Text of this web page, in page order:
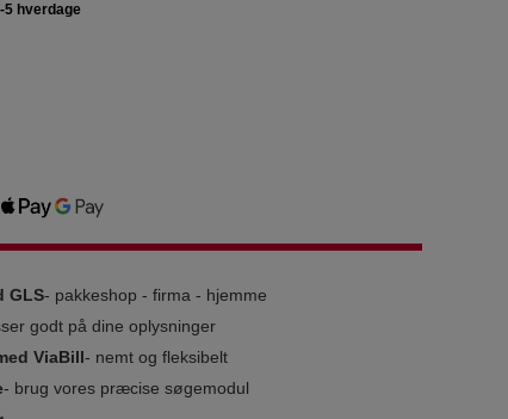
5 hverdage
GLS- pakkeshop - firma - hjemme
godt på dine oplysninger
ViaBill- nemt og fleksibelt
- brug vores præcise søgemodul